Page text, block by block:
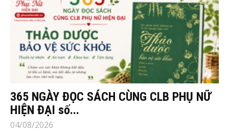
365 NGÀY ĐỌC SÁCH CÙNG CLB PHỤ NỮ
HIỆN ĐẠI số...
04/08/2026